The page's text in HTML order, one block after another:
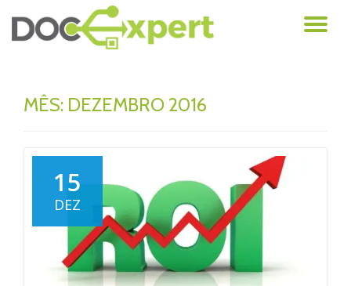
Pular
MÊS: DEZEMBRO 2016
15
DEZ